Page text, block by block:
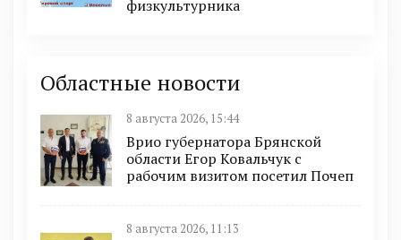
физкультурника
Областные новости
8 августа 2026, 15:44
Врио губернатора Брянской
области Егор Ковальчук с
рабочим визитом посетил Почеп
8 августа 2026, 11:13